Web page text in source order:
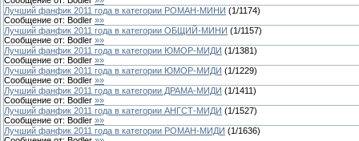
Лучший фанфик 2011 года в категории РОМАН-МИНИ (1/1174)
Сообщение от: Bodler »»
Лучший фанфик 2011 года в категории ОБЩИЙ-МИНИ (1/1157)
Сообщение от: Bodler »»
Лучший фанфик 2011 года в категории ЮМОР-МИДИ (1/1381)
Сообщение от: Bodler »»
Лучший фанфик 2011 года в категории ЮМОР-МИДИ (1/1229)
Сообщение от: Bodler »»
Лучший фанфик 2011 года в категории ДРАМА-МИДИ (1/1411)
Сообщение от: Bodler »»
Лучший фанфик 2011 года в категории АНГСТ-МИДИ (1/1527)
Сообщение от: Bodler »»
Лучший фанфик 2011 года в категории РОМАН-МИДИ (1/1636)